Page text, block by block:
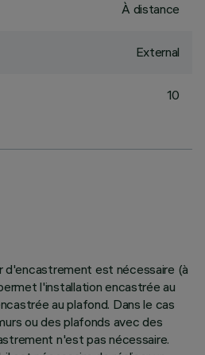
À distance
External
10
d'encastrement est nécessaire (à
l'installation encastrée au
au plafond. Dans le cas
ou des plafonds avec des
n'est pas nécessaire.